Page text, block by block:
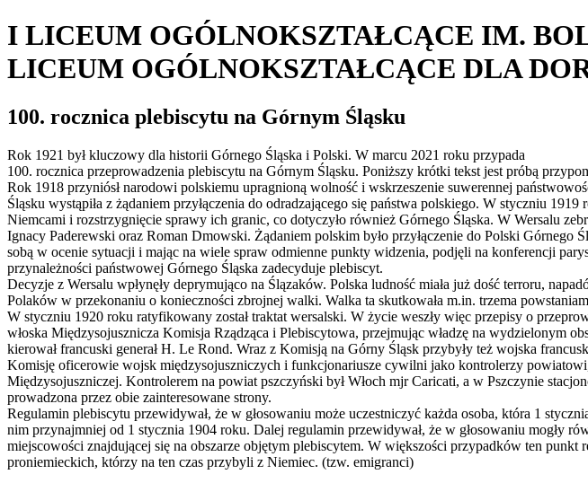
I LICEUM OGÓLNOKSZTAŁCĄCE IM.
LICEUM OGÓLNOKSZTAŁCĄCE DLA
100. rocznica plebiscytu na Górnym Śląsku
Rok 1921 był kluczowy dla historii Górnego Śląska i Polski. W marcu 2021 roku przypada
100. rocznica przeprowadzenia plebiscytu na Górnym Śląsku. Poniższy krótki tekst jest próbą
Rok 1918 przyniósł narodowi polskiemu upragnioną wolność i wskrzeszenie suwerennej
Śląsku wystąpiła z żądaniem przyłączenia do odradzającego się państwa polskiego. W styczniu
Niemcami i rozstrzygnięcie sprawy ich granic, co dotyczyło również Górnego Śląska. W Wersalu
Ignacy Paderewski oraz Roman Dmowski. Żądaniem polskim było przyłączenie do Polski
sobą w ocenie sytuacji i mając na wiele spraw odmienne punkty widzenia, podjęli na konferencji
przynależności państwowej Górnego Śląska zadecyduje plebiscyt.
Decyzje z Wersalu wpłynęły deprymująco na Ślązaków. Polska ludność miała już dość terroru,
Polaków w przekonaniu o konieczności zbrojnej walki. Walka ta skutkowała m.in. trzema
W styczniu 1920 roku ratyfikowany został traktat wersalski. W życie weszły więc przepisy o
włoska Międzysojusznicza Komisja Rządząca i Plebiscytowa, przejmując władzę na wydzielonym
kierował francuski generał H. Le Rond. Wraz z Komisją na Górny Śląsk przybyły też wojska
Komisję oficerowie wojsk międzysojuszniczych i funkcjonariusze cywilni jako kontrolerzy
Międzysojuszniczej. Kontrolerem na powiat pszczyński był Włoch mjr Caricati, a w Pszczynie
prowadzona przez obie zainteresowane strony.
Regulamin plebiscytu przewidywał, że w głosowaniu może uczestniczyć każda osoba, która 1
nim przynajmniej od 1 stycznia 1904 roku. Dalej regulamin przewidywał, że w głosowaniu mogły
miejscowości znajdującej się na obszarze objętym plebiscytem. W większości przypadków ten
proniemieckich, którzy na ten czas przybyli z Niemiec. (tzw. emigranci)